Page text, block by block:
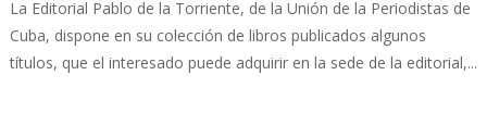
La Editorial Pablo de la Torriente, de la Unión de la Periodistas de
Cuba, dispone en su colección de libros publicados algunos
títulos, que el interesado puede adquirir en la sede de la editorial,...